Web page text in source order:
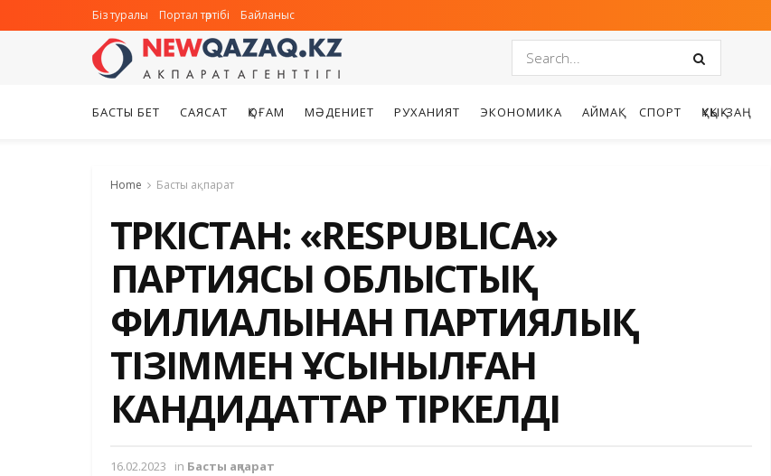
Біз туралы Портал тәртібі Байланыс
БАСТЫ БЕТ САЯСАТ ҚОҒАМ МӘДЕНИЕТ РУХАНИЯТ ЭКОНОМИКА АЙМАҚ СПОРТ ҚҰҚЫҚ-ЗАҢ
Home Басты ақпарат
ТҮРКІСТАН: «RESPUBLICA»
ПАРТИЯСЫ ОБЛЫСТЫҚ
ФИЛИАЛЫНАН ПАРТИЯЛЫҚ
ТІЗІММЕН ҰСЫНЫЛҒАН
КАНДИДАТТАР ТІРКЕЛДІ
16.02.2023 in Басты ақпарат